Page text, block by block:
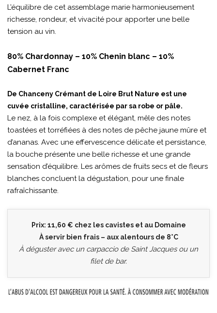
L’équilibre de cet assemblage marie harmonieusement
richesse, rondeur, et vivacité pour apporter une belle
tension au vin.
80% Chardonnay – 10% Chenin blanc – 10%
Cabernet Franc
De Chanceny Crémant de Loire Brut Nature est une
cuvée cristalline, caractérisée par sa robe or pâle.
Le nez, à la fois complexe et élégant, mêle des notes
toastées et torréfiées à des notes de pêche jaune mûre et
d’ananas. Avec une effervescence délicate et persistance,
la bouche présente une belle richesse et une grande
sensation d’équilibre. Les arômes de fruits secs et de fleurs
blanches concluent la dégustation, pour une finale
rafraîchissante.
Prix: 11,60 € chez les cavistes et au Domaine
À servir bien frais – aux alentours de 8°C
À déguster avec un carpaccio de Saint Jacques ou un
filet de bar.